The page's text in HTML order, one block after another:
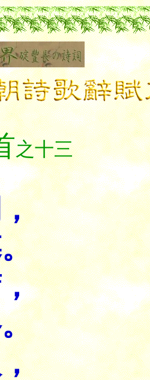
之十三